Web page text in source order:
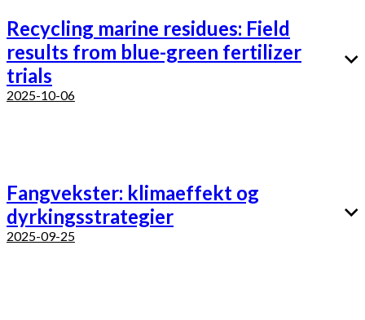
Recycling marine residues: Field
results from blue-green fertilizer
trials
2025-10-06
Fangvekster: klimaeffekt og
dyrkingsstrategier
2025-09-25